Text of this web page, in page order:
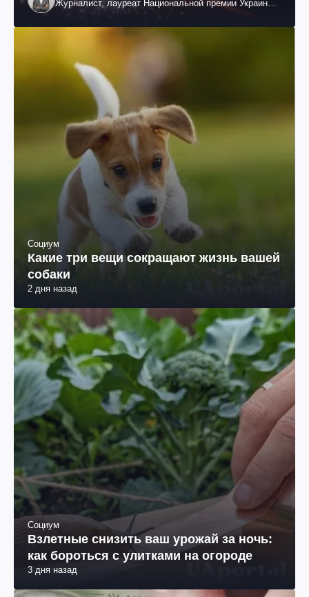
Журналист, лауреат Национальной премии Украины
Социум
Какие три вещи сокращают жизнь вашей
собаки
2 дня назад
Социум
Взлетные снизить ваш урожай за ночь:
как бороться с улитками на огороде
3 дня назад